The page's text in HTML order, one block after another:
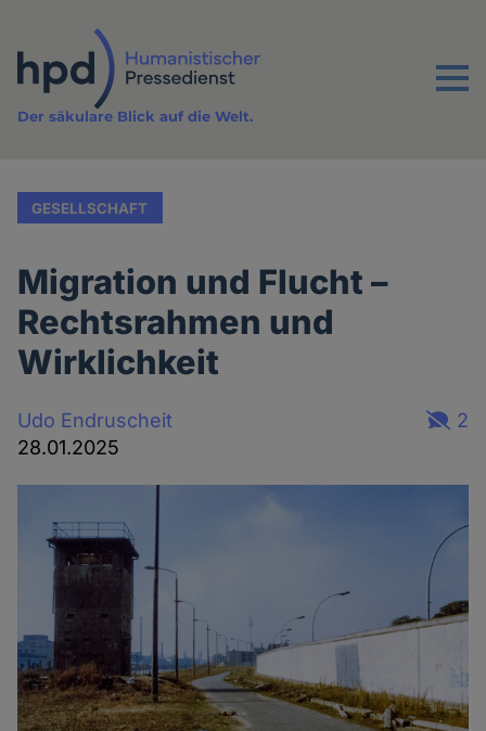
Inhalt
Menu
Der säkulare Blick auf die Welt.
GESELLSCHAFT
Migration und Flucht –
Rechtsrahmen und
Wirklichkeit
Udo Endruscheit
28.01.2025
2